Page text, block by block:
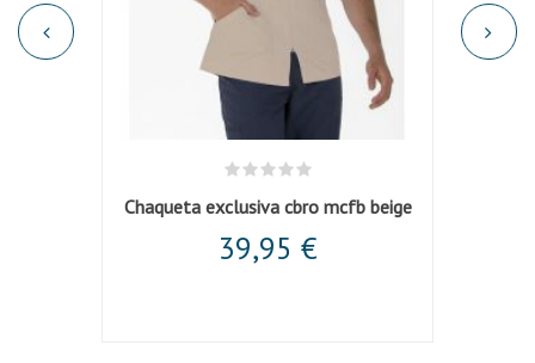
Chaqueta exclusiva cbro mcfb beige
39,95 €